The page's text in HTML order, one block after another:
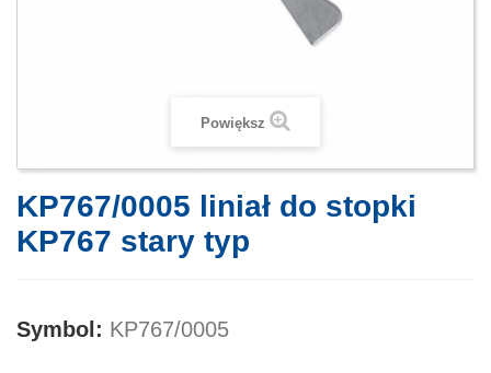
Powiększ
KP767/0005 liniał do stopki
KP767 stary typ
Symbol: KP767/0005